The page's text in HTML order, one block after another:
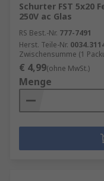
Schurter FST 5x20
250V ac Glas
RS Best.-Nr. 777-7491
Herst. Teile-Nr.
Zwischensumme (1
€ 4,99(ohne MwSt.)
Menge